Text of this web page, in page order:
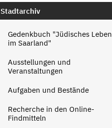
Stadtarchiv
Gedenkbuch "Jüdisches Leben
im Saarland"
Ausstellungen und
Veranstaltungen
Aufgaben und Bestände
Recherche in den Online-
Findmitteln